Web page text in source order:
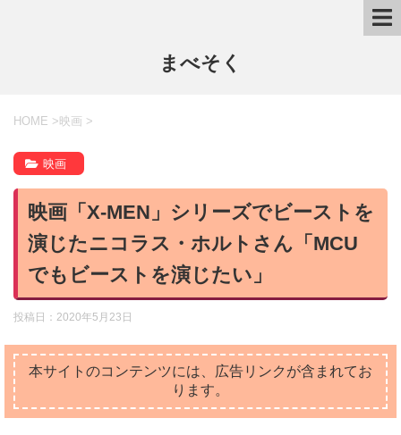
まべそく
HOME > 映画 >
映画
映画「X-MEN」シリーズでビーストを
演じたニコラス・ホルトさん「MCU
でもビーストを演じたい」
投稿日： 2020年5月23日
本サイトのコンテンツには、広告リンクが含まれてお
ります。